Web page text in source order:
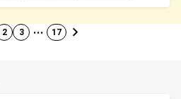
2 3 … 17